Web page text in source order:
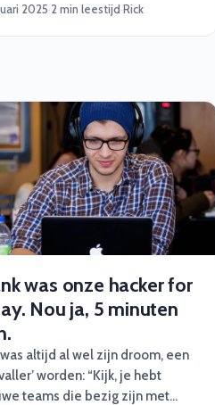
z’n minst naar die ene sok die
inzichten en een beetje
magic :)
2025·2 min leestijd·Rick
was onze hacker for
Nou ja, 5 minuten
altijd al wel zijn droom, een
worden: “Kijk, je hebt
teams die bezig zijn met